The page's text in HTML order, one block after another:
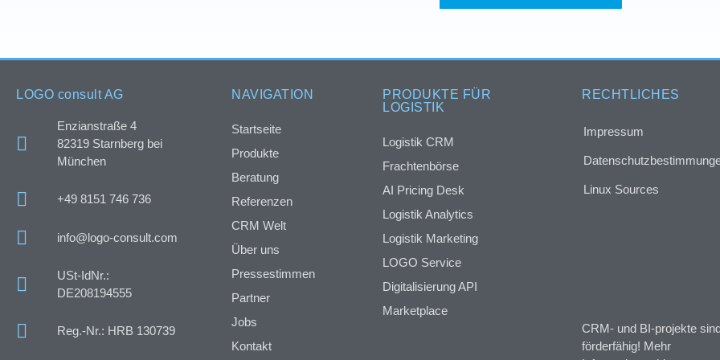
LOGO consult AG
Enzianstraße 4
82319 Starnberg bei
München
+49 8151 746 736
info@logo-consult.com
USt-IdNr.:
DE208194555
Reg.-Nr.: HRB 130739
NAVIGATION
Startseite
Produkte
Beratung
Referenzen
CRM Welt
Über uns
Pressestimmen
Partner
Jobs
Kontakt
PRODUKTE FÜR
LOGISTIK
Logistik CRM
Frachtenbörse
AI Pricing Desk
Logistik Analytics
Logistik Marketing
LOGO Service
Digitalisierung API
Marketplace
RECHTLICHES
Impressum
Linux Sources
CRM- und BI-projekte
förderfähig! Mehr